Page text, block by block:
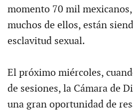
momento 70 mil
muchos de ellos, están
esclavitud sexual.
El próximo miércoles,
de sesiones, la Cámara de
una gran oportunidad de